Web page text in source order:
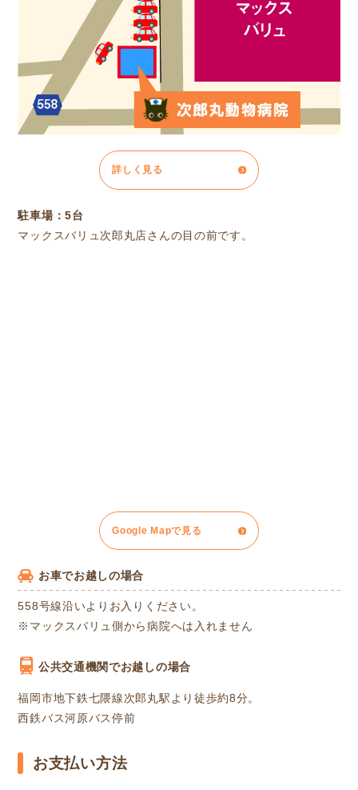
詳しく見る
駐車場：5台
マックスバリュ次郎丸店さんの目の前です。
Google Mapで見る
お車でお越しの場合
558号線沿いよりお入りください。
※マックスバリュ側から病院へは入れません
公共交通機関でお越しの場合
福岡市地下鉄七隈線次郎丸駅より徒歩約8分。
西鉄バス河原バス停前
お支払い方法